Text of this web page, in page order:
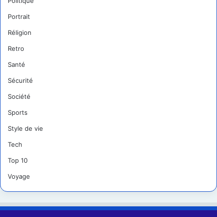
Portrait
Réligion
Retro
Santé
Sécurité
Société
Sports
Style de vie
Tech
Top 10
Voyage